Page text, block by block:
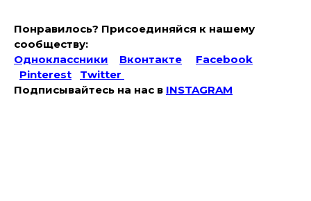
Понравилось? Присоединяйся к нашему
сообществу:
Одноклассники
Вконтакте
Facebook
Pinterest
Twitter
Подписывайтесь на наc в INSTAGRAM